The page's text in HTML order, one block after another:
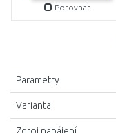
Porovnat
Parametry
Varianta